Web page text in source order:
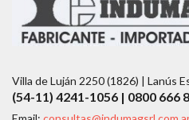
Villa de Luján 2250 (1826) | Lanús
(54-11) 4241-1056 | 0800 666